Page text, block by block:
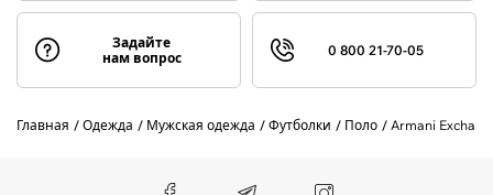
Задайте
нам вопрос
0 800 21-70-05
Главная Одежда Мужская одежда Футболки Поло Armani